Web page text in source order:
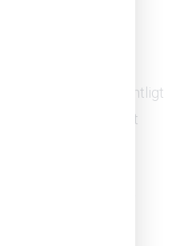
upp
i ett
träna upp i ett befintligt
och uthålligt
med en enstaka
behöver stödjas av
samtal och